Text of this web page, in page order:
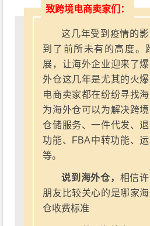
致跨境电商卖家们：
这几年受到疫情的
到了前所未有的高度。
展，让海外企业迎来了
外仓这几年是尤其的火
电商卖家都在纷纷寻找
为海外仓可以为解决跨
仓储服务、一件代发、
功能、FBA中转功能、
等。
说到海外仓， 相信
朋友比较关心的是哪家
仓收费标准